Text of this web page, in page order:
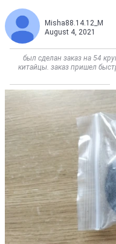
Misha88.14.12_M
August 4, 2021
был сделан заказ на 54
китайцы. заказ пришел